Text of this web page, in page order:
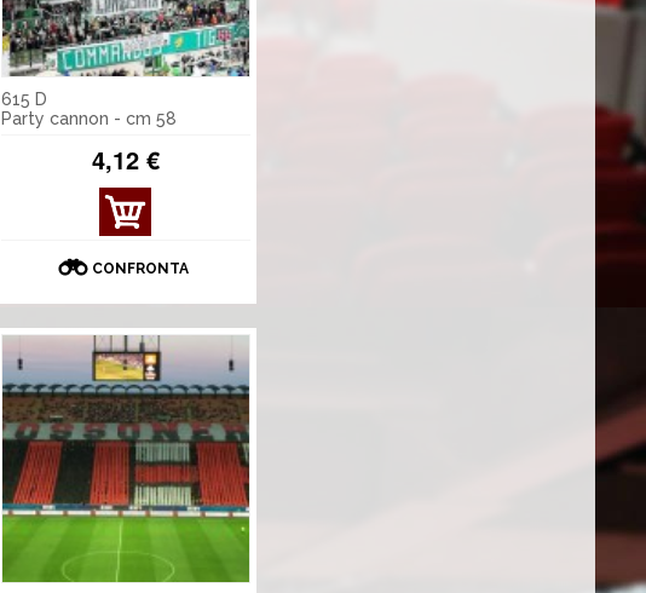
615 D
Party cannon - cm 58
4,12 €
MOS
TRA
TAGL
I
CONFRONTA